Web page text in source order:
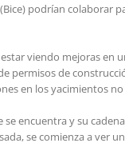
podrían
viendo mejoras
permisos de
en los yacimientos
encuentra y su
se comienza a ver